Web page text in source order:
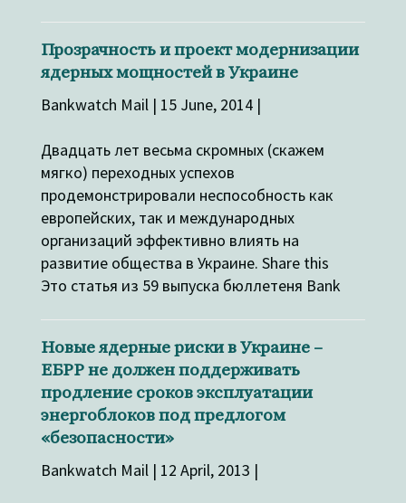
Прозрачность и проект модернизации
ядерных мощностей в Украине
Bankwatch Mail | 15 June, 2014 |
Двадцать лет весьма скромных (скажем
мягко) переходных успехов
продемонстрировали неспособность как
европейских, так и международных
организаций эффективно влиять на
развитие общества в Украине. Share this
Это статья из 59 выпуска бюллетеня Bank
Новые ядерные риски в Украине –
ЕБРР не должен поддерживать
продление сроков эксплуатации
энергоблоков под предлогом
«безопасности»
Bankwatch Mail | 12 April, 2013 |